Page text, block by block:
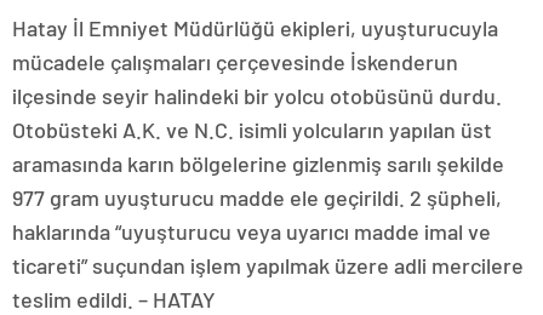
Hatay İl Emniyet Müdürlüğü ekipleri, uyuşturucuyla
mücadele çalışmaları çerçevesinde İskenderun
ilçesinde seyir halindeki bir yolcu otobüsünü durdu.
Otobüsteki A.K. ve N.C. isimli yolcuların yapılan üst
aramasında karın bölgelerine gizlenmiş sarılı şekilde
977 gram uyuşturucu madde ele geçirildi. 2 şüpheli,
haklarında “uyuşturucu veya uyarıcı madde imal ve
ticareti” suçundan işlem yapılmak üzere adli mercilere
teslim edildi. – HATAY